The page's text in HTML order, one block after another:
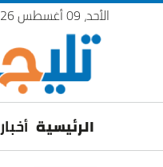
الأحد، 09 أغسطس 2026
الرئيسية أخبار